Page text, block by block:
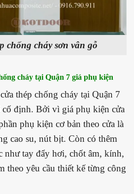
chống cháy sơn vân gỗ
cháy tại Quận 7 giá phụ kiện
thép chống cháy tại Quận 7
định. Bởi vì giá phụ kiện cửa
phụ kiện cơ bản theo cửa là
cao su, nút bịt. Còn có thêm
như tay đẩy hơi, chốt âm, kính,
theo yêu cầu thiết kế từng công